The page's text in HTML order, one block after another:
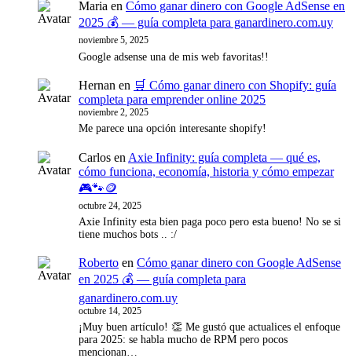
Maria en Cómo ganar dinero con Google AdSense en
2025 💰 — guía completa para ganardinero.com.uy
noviembre 5, 2025
Google adsense una de mis web favoritas!!
Hernan en 🛒 Cómo ganar dinero con Shopify: guía
completa para emprender online 2025
noviembre 2, 2025
Me parece una opción interesante shopify!
Carlos en Axie Infinity: guía completa — qué es,
cómo funciona, economía, historia y cómo empezar
🎮🐾🪙
octubre 24, 2025
Axie Infinity esta bien paga poco pero esta bueno! No se si
tiene muchos bots .. :/
Roberto en Cómo ganar dinero con Google AdSense
en 2025 💰 — guía completa para
ganardinero.com.uy
octubre 14, 2025
¡Muy buen artículo! 👏 Me gustó que actualices el enfoque
para 2025: se habla mucho de RPM pero pocos
mencionan…